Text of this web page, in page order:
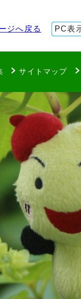
ジへ戻る PC表
サイトマップ